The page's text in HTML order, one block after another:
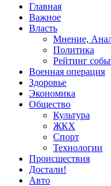
Главная
Важное
Власть
Мнение,
Политика
Рейтинг
Военная операция
Здоровье
Экономика
Общество
Культура
ЖКХ
Спорт
Технологии
Происшествия
Достали!
Авто